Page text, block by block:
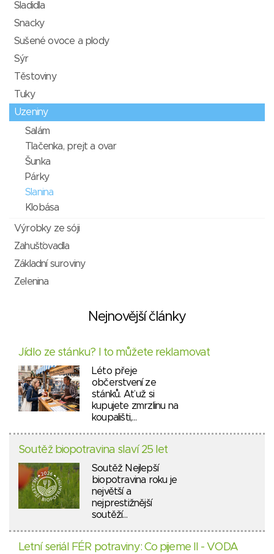
Sladidla
Snacky
Sušené ovoce a plody
Sýr
Těstoviny
Tuky
Uzeniny
Salám
Tlačenka, prejt a ovar
Šunka
Párky
Slanina
Klobása
Výrobky ze sóji
Zahušťovadla
Základní suroviny
Zelenina
Nejnovější články
Jídlo ze stánku? I to můžete reklamovat
Léto přeje
občerstvení ze
stánků. Ať už si
kupujete zmrzlinu na
koupališti,…
Soutěž biopotravina slaví 25 let
Soutěž Nejlepší
biopotravina roku je
největší a
nejprestižnější
soutěží…
Letní seriál FÉR potraviny: Co pijeme II - VODA